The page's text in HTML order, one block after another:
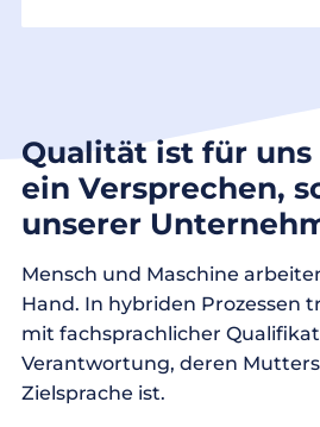
Qualität ist für
ein Versprechen,
unserer
Mensch und Maschine
Hand. In hybriden Prozessen
mit fachsprachlicher
Verantwortung, deren
Zielsprache ist.